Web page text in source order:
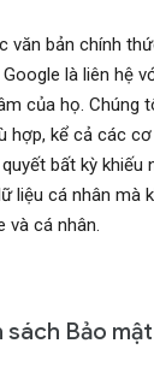
văn bản chính
là liên hệ
của họ. Chúng
hợp, kể cả các
bất kỳ khiếu
liệu cá nhân mà
và cá nhân.
sách Bảo